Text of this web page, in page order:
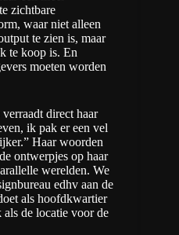
zichtbare
, waar niet alleen
te zien is, maar
te koop is. En
moeten worden
direct haar
ik pak er een vel
Haar woorden
ontwerpjes op haar
werelden. We
edhv aan de
als hoofdkwartier
de locatie voor de